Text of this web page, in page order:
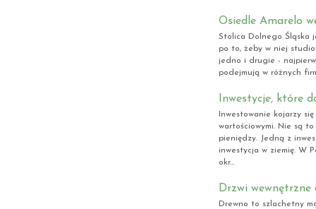
Osiedle Amarelo
Stolica Dolnego Śląska
po to, żeby w niej
jedno i drugie -
podejmują w różnych
Inwestycje, które
Inwestowanie kojarzy
wartościowymi. Nie są
pieniędzy. Jedną z
inwestycja w ziemię. W
okr...
Drzwi wewnętrzne
Drewno to szlachetny